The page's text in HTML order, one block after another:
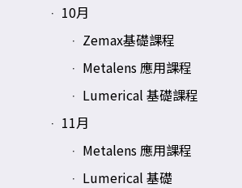
10月
Zemax基礎課程
Metalens 應用課程
Lumerical 基礎課程
11月
Metalens 應用課程
Lumerical 基礎